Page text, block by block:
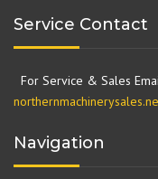
Service Contact
For Service & Sales
Navigation